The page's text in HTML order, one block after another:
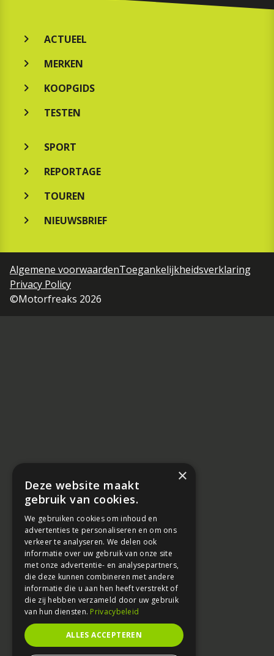
ACTUEEL
MERKEN
KOOPGIDS
TESTEN
SPORT
REPORTAGE
TOUREN
NIEUWSBRIEF
Algemene voorwaardenToegankelijkheidsverklaring
Privacy Policy
©Motorfreaks 2026
×
Deze website maakt
gebruik van cookies.
We gebruiken cookies om inhoud en
advertenties te personaliseren en om ons
verkeer te analyseren. We delen ook
informatie over uw gebruik van onze site
met onze advertentie- en analysepartners,
die deze kunnen combineren met andere
informatie die u aan hen heeft verstrekt of
die zij hebben verzameld door uw gebruik
van hun diensten. Privacybeleid
ALLES ACCEPTEREN